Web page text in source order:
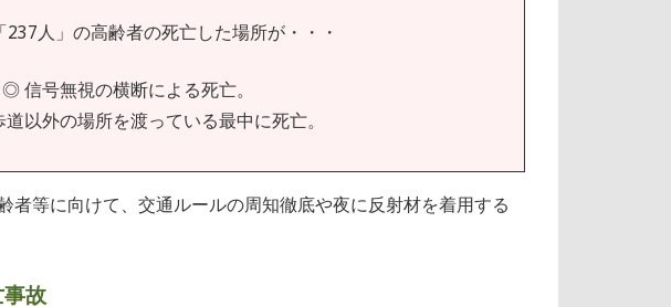
237人」の高齢者の死亡した場所が・・・
◎ 信号無視の横断による死亡。
以外の場所を渡っている最中に死亡。
者等に向けて、交通ルールの周知徹底や夜に反射材を着用する
故